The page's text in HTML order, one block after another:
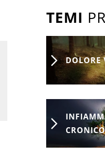
TEMI
DOLORE